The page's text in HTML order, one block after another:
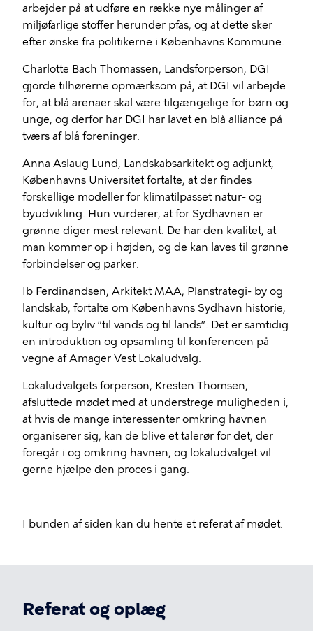
arbejder på at udføre en række nye målinger af
miljøfarlige stoffer herunder pfas, og at dette sker
efter ønske fra politikerne i Københavns Kommune.
Charlotte Bach Thomassen, Landsforperson, DGI
gjorde tilhørerne opmærksom på, at DGI vil arbejde
for, at blå arenaer skal være tilgængelige for børn og
unge, og derfor har DGI har lavet en blå alliance på
tværs af blå foreninger.
Anna Aslaug Lund, Landskabsarkitekt og adjunkt,
Københavns Universitet fortalte, at der findes
forskellige modeller for klimatilpasset natur- og
byudvikling. Hun vurderer, at for Sydhavnen er
grønne diger mest relevant. De har den kvalitet, at
man kommer op i højden, og de kan laves til grønne
forbindelser og parker.
Ib Ferdinandsen, Arkitekt MAA, Planstrategi- by og
landskab, fortalte om Københavns Sydhavn historie,
kultur og byliv ”til vands og til lands”. Det er samtidig
en introduktion og opsamling til konferencen på
vegne af Amager Vest Lokaludvalg.
Lokaludvalgets forperson, Kresten Thomsen,
afsluttede mødet med at understrege muligheden i,
at hvis de mange interessenter omkring havnen
organiserer sig, kan de blive et talerør for det, der
foregår i og omkring havnen, og lokaludvalget vil
gerne hjælpe den proces i gang.
I bunden af siden kan du hente et referat af mødet.
Referat og oplæg